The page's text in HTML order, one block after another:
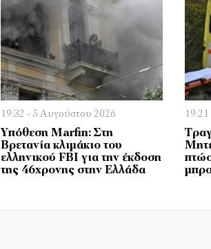
19:32 - 5 Αυγούστου 2026
Υπόθεση Marfin: Στη
Βρετανία κλιμάκιο του
ελληνικού FBI για την έκδοση
της 46χρονης στην Ελλάδα